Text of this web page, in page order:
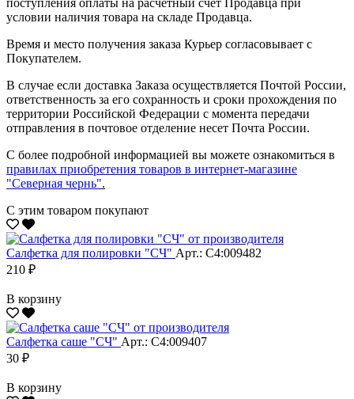
условии наличия товара на складе Продавца.
Время и место получения заказа Курьер согласовывает с
Покупателем.
В случае если доставка Заказа осуществляется Почтой России,
ответственность за его сохранность и сроки прохождения по
территории Российской Федерации с момента передачи
отправления в почтовое отделение несет Почта России.
С более подробной информацией вы можете ознакомиться в
правилах приобретения товаров в интернет-магазине
"Северная чернь".
С этим товаром покупают
Салфетка для полировки "CЧ" Арт.: С4:009482
210 ₽
В корзину
Салфетка саше "CЧ" Арт.: С4:009407
30 ₽
В корзину